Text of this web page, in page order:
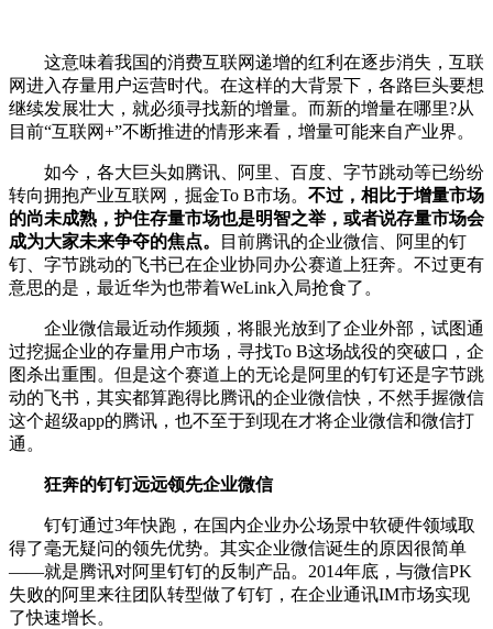
这意味着我国的消费互联网递增的红利在逐步消失，互联
网进入存量用户运营时代。在这样的大背景下，各路巨头要想
继续发展壮大，就必须寻找新的增量。而新的增量在哪里?从
目前“互联网+”不断推进的情形来看，增量可能来自产业界。
如今，各大巨头如腾讯、阿里、百度、字节跳动等已纷纷
转向拥抱产业互联网，掘金To B市场。 不过，相比于增量市场
的尚未成熟，护住存量市场也是明智之举，或者说存量市场会
成为大家未来争夺的焦点。
目前腾讯的企业微信、阿里的钉
钉、字节跳动的飞书已在企业协同办公赛道上狂奔。不过更有
意思的是，最近华为也带着WeLink入局抢食了。
企业微信最近动作频频，将眼光放到了企业外部，试图通
过挖掘企业的存量用户市场，寻找To B这场战役的突破口，企
图杀出重围。但是这个赛道上的无论是阿里的钉钉还是字节跳
动的飞书，其实都算跑得比腾讯的企业微信快，不然手握微信
这个超级app的腾讯，也不至于到现在才将企业微信和微信打
通。
狂奔的钉钉远远领先企业微信
钉钉通过3年快跑，在国内企业办公场景中软硬件领域取
得了毫无疑问的领先优势。其实企业微信诞生的原因很简单
——就是腾讯对阿里钉钉的反制产品。2014年底，与微信PK
失败的阿里来往团队转型做了钉钉，在企业通讯IM市场实现
了快速增长。